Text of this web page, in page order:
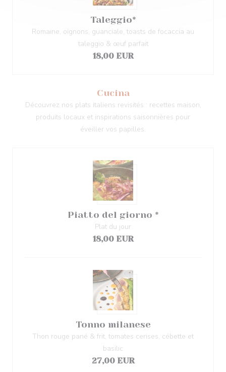
Taleggio*
Romaine, oignons, guanciale, toasts de focaccia au
taleggio & œuf parfait
18,00 EUR
Cucina
Découvrez nos plats italiens revisités : recettes maison,
produits locaux et inspirations saisonnières pour
éveiller vos papilles.
Piatto del giorno *
Plat du jour
18,00 EUR
Tonno milanese
Thon rouge pané & frit, tomates cerises, cébette et
basilic
27,00 EUR